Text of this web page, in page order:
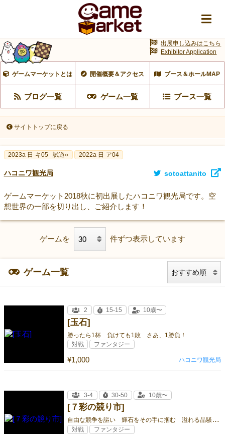
ゲームマーケットとは 開催概要＆アクセス ブース＆ホールMAP
ブログ一覧 ゲーム一覧 ブース一覧
出展申し込みはこちら
Exhibitor Application
サイトトップに戻る
2023a 日-キ05 試遊○ 2022a 日-ア04
ハコニワ観光局 sotoattanito
ゲームマーケット2018秋に初出展したハコニワ観光局です。空
想世界の一部を切り出し、ご紹介します！
ゲームを 件ずつ表示しています
ゲーム一覧
[玉石]
勝ったら1杯 負けても1敗 さあ、1勝負！
¥1,000
2 15-15 10歳〜
対戦 ファンタジー
ハコニワ観光局
[７彩の競り市]
自
由な競争を謳い 輝石をその手に掴む 溢れる晶騒に色めく《７彩の競り市》へ、ようこそ
3-4 30-50 10歳〜
対戦 ファンタジー